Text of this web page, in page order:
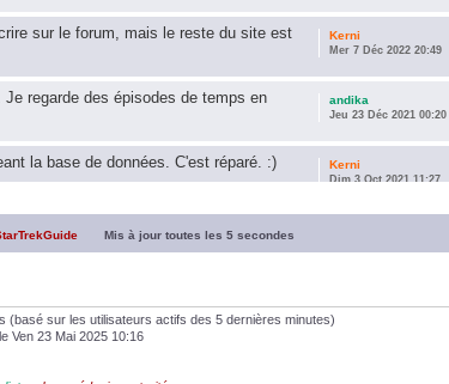
sur le forum, mais le reste du site est
Kerni
Mer 7 Déc 2022 20:49
regarde des épisodes de temps en
andika
Jeu 23 Déc 2021 00:20
la base de données. C'est réparé. :) Kerni
Dim 3 Oct 2021 11:27
2021 plus belle que 2020 !
issus des saisons 6; 7 et 8 !
Dim 26 Avr 2020 14:19
Mis à jour toutes les 5 secondes
(basé sur les utilisateurs actifs des 5 dernières minutes)
le Ven 23 Mai 2025 10:16